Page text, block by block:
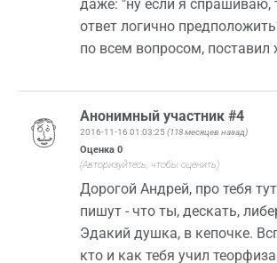
даже: "ну если я спрашиваю,
ответ логично
по всем вопросом, поставил
Анонимный участник #4
2016-11-16 01:03:25 (118 месяцев назад)
Оценка 0
(Авторизуйтесь, чтобы оценить)
Дорогой Андрей, про тебя
пишут - что ты, дескать,
Эдакий душка, в кепочке.
кто и как тебя учил